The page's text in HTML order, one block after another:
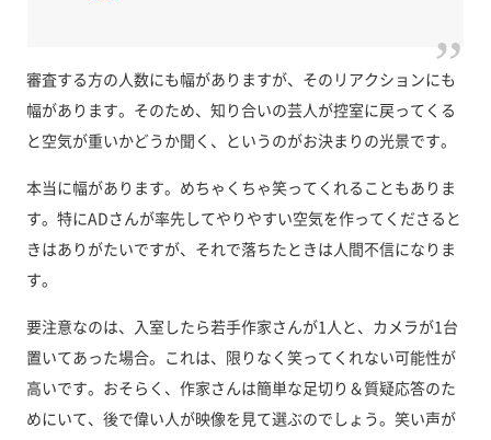
審査する方の人数にも幅がありますが、そのリアクションにも
幅があります。そのため、知り合いの芸人が控室に戻ってくる
と空気が重いかどうか聞く、というのがお決まりの光景です。
本当に幅があります。めちゃくちゃ笑ってくれることもありま
す。特にADさんが率先してやりやすい空気を作ってくださると
きはありがたいですが、それで落ちたときは人間不信になりま
す。
要注意なのは、入室したら若手作家さんが1人と、カメラが1台
置いてあった場合。これは、限りなく笑ってくれない可能性が
高いです。おそらく、作家さんは簡単な足切り＆質疑応答のた
めにいて、後で偉い人が映像を見て選ぶのでしょう。笑い声が